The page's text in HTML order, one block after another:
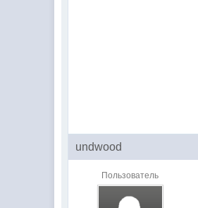
undwood
Пользователь